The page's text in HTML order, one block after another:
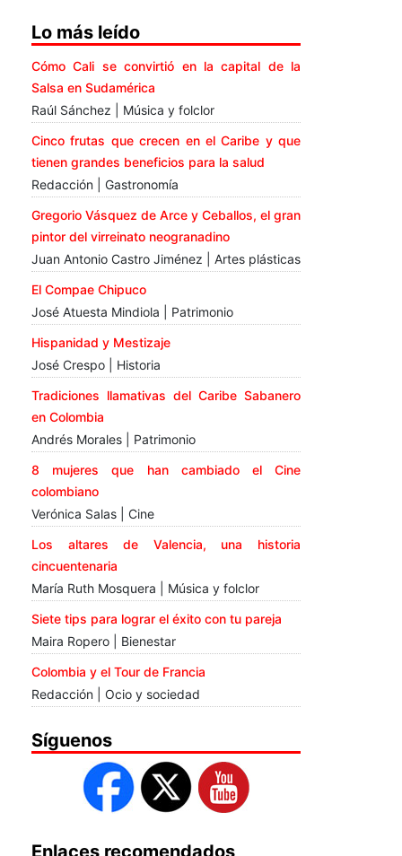
Lo más leído
Cómo Cali se convirtió en la capital de la
Salsa en Sudamérica
Raúl Sánchez | Música y folclor
Cinco frutas que crecen en el Caribe y que
tienen grandes beneficios para la salud
Redacción | Gastronomía
Gregorio Vásquez de Arce y Ceballos, el gran
pintor del virreinato neogranadino
Juan Antonio Castro Jiménez | Artes plásticas
El Compae Chipuco
José Atuesta Mindiola | Patrimonio
Hispanidad y Mestizaje
José Crespo | Historia
Tradiciones llamativas del Caribe Sabanero
en Colombia
Andrés Morales | Patrimonio
8 mujeres que han cambiado el Cine
colombiano
Verónica Salas | Cine
Los altares de Valencia, una historia
cincuentenaria
María Ruth Mosquera | Música y folclor
Siete tips para lograr el éxito con tu pareja
Maira Ropero | Bienestar
Colombia y el Tour de Francia
Redacción | Ocio y sociedad
Síguenos